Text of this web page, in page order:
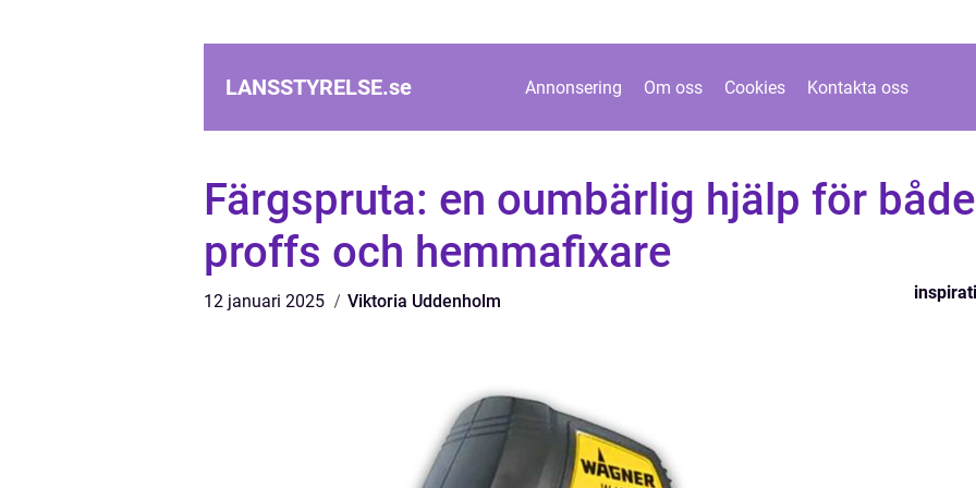
LANSSTYRELSE.se Annonsering Om oss Cookies Kontakta oss
Färgspruta: en oumbärlig hjälp för både
proffs och hemmafixare
12 januari 2025 Viktoria Uddenholm